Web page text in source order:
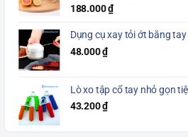
188.000₫
Dụng cụ xay tỏi ớt bằng
48.000₫
Lò xo tập cổ tay nhỏ gọn
43.200₫